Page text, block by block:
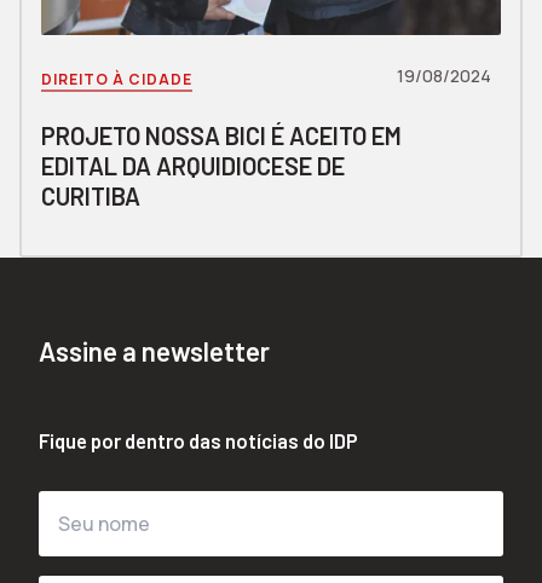
DIREITO À CIDADE 19/08/2024
PROJETO NOSSA BICI É ACEITO EM
EDITAL DA ARQUIDIOCESE DE
CURITIBA
Assine a newsletter
Fique por dentro das notícias do IDP